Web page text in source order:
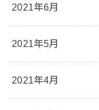
2021年6月
2021年5月
2021年4月